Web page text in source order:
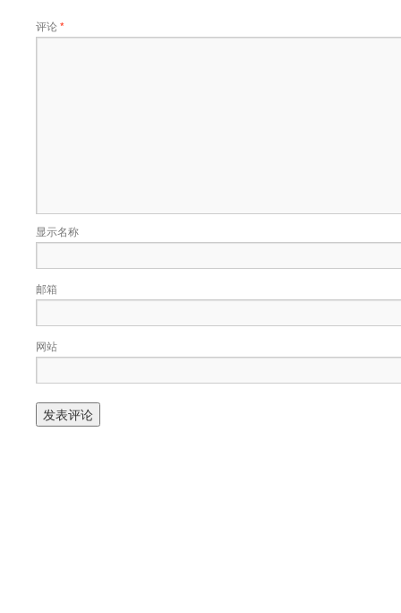
评论*
显示名称
邮箱
网站